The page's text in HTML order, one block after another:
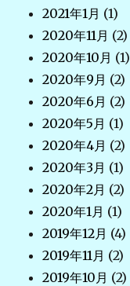
2021年1月 (1)
2020年11月 (2)
2020年10月 (1)
2020年9月 (2)
2020年6月 (2)
2020年5月 (1)
2020年4月 (2)
2020年3月 (1)
2020年2月 (2)
2020年1月 (1)
2019年12月 (4)
2019年11月 (2)
2019年10月 (2)